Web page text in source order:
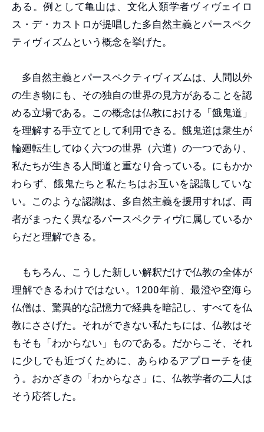
ある。例として亀山は、文化人類学者ヴィヴェイロ
ス・デ・カストロが提唱した多自然主義とパースペク
ティヴィズムという概念を挙げた。
多自然主義とパースペクティヴィズムは、人間以外
の生き物にも、その独自の世界の見方があることを認
める立場である。この概念は仏教における「餓鬼道」
を理解する手立てとして利用できる。餓鬼道は衆生が
輪廻転生してゆく六つの世界（六道）の一つであり、
私たちが生きる人間道と重なり合っている。にもかか
わらず、餓鬼たちと私たちはお互いを認識していな
い。このような認識は、多自然主義を援用すれば、両
者がまったく異なるパースペクティヴに属しているか
らだと理解できる。
もちろん、こうした新しい解釈だけで仏教の全体が
理解できるわけではない。1200年前、最澄や空海ら
仏僧は、驚異的な記憶力で経典を暗記し、すべてを仏
教にささげた。それができない私たちには、仏教はそ
もそも「わからない」ものである。だからこそ、それ
に少しでも近づくために、あらゆるアプローチを使
う。おかざきの「わからなさ」に、仏教学者の二人は
そう応答した。